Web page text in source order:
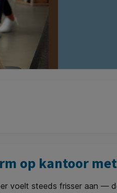
op kantoor
voelt steeds frisser aan